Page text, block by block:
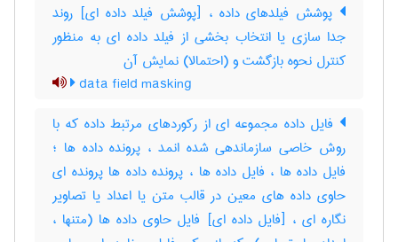
پوشش فیلدهای داده ، [پوشش فیلد داده ای] روند
جدا سازی یا انتخاب بخشی از فیلد داده ای به منظور
کنترل نحوه بازگشت و (احتمالا) نمایش آن
data field masking
فایل داده مجموعه ای از رکوردهای مرتبط داده که با
روش خاصی سازماندهی شده انمد ، پرونده داده ها ؛
فایل داده ها ، فایل داده ها ، پرونده داده ها پرونده ای
حاوی داده های معین در قالب متن یا اعداد یا تصاویر
نگاره ای ، [فایل داده ای] فایل حاوی داده ها (متنها ،